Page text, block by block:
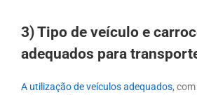
3) Tipo de veículo e
adequados para
A utilização de veículos adequados,